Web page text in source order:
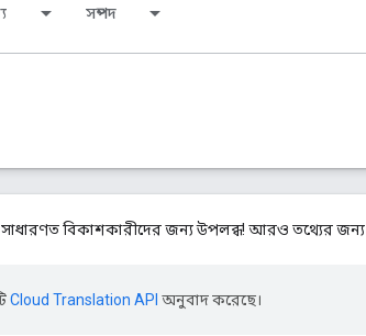
সম্পদ
বিকাশকারীদের জন্য উপলব্ধ! আরও তথ্যের জন্য
Cloud Translation API অনুবাদ করেছে।